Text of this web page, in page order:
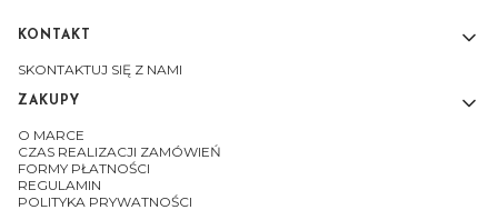
Linki w stopce
KONTAKT
SKONTAKTUJ SIĘ Z NAMI
ZAKUPY
O MARCE
CZAS REALIZACJI ZAMÓWIEŃ
FORMY PŁATNOŚCI
REGULAMIN
POLITYKA PRYWATNOŚCI